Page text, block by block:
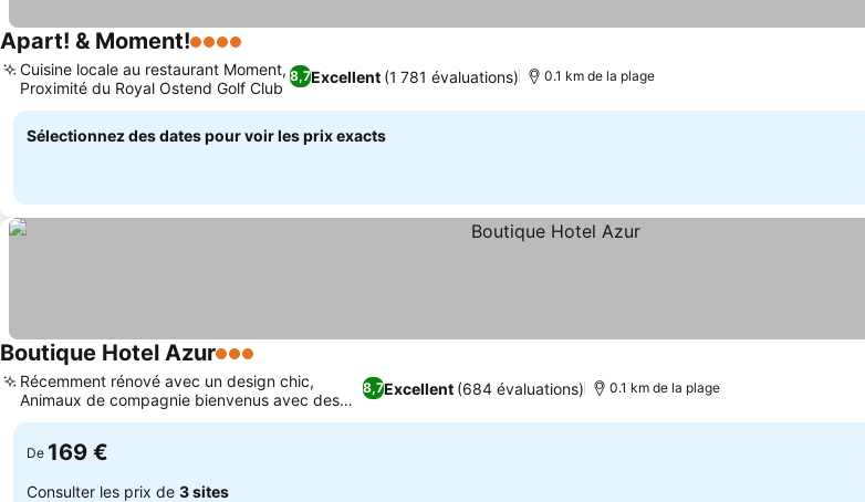
Apart! & Moment!4 Étoiles
8,7Excellent (1 781 évaluations)
Cuisine locale au restaurant Moment,
Proximité du Royal Ostend Golf Club
0.1 km de la plage
Sélectionnez des dates pour voir les prix exacts
Boutique Hotel Azur3 Étoiles
8,7Excellent (684 évaluations)
Récemment rénové avec un design chic,
Animaux de compagnie bienvenus avec des
attentions spéciales
0.1 km de la plage
De 169 €
Consulter les prix de 3 sites